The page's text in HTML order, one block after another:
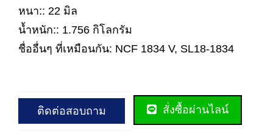
หนา:: 22 มิล
น้ำหนัก:: 1.756 กิโลกรัม
ชื่ออื่นๆ ที่เหมือนกัน: NCF 1834 V, SL18-1834
ติดต่อสอบถาม สั่งซื้อผ่านไลน์